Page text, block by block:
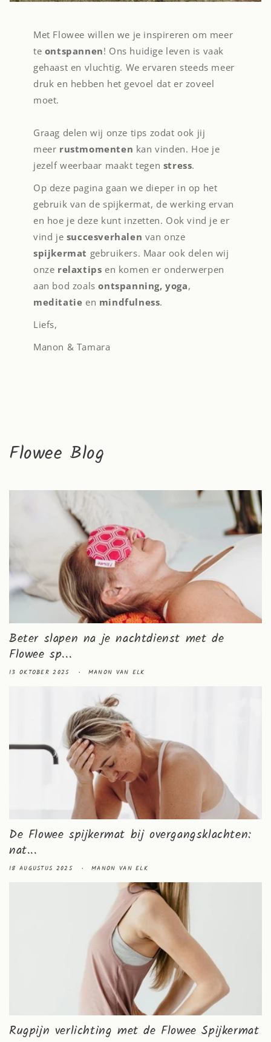
Met Flowee willen we je inspireren om meer
te ontspannen! Ons huidige leven is vaak
gehaast en vluchtig. We ervaren steeds meer
druk en hebben het gevoel dat er zoveel
moet.
Graag delen wij onze tips zodat ook jij
meer rustmomenten kan vinden. Hoe je
jezelf weerbaar maakt tegen stress.
Op deze pagina gaan we dieper in op het
gebruik van de spijkermat, de werking ervan
en hoe je deze kunt inzetten. Ook vind je er
vind je succesverhalen van onze
spijkermat gebruikers. Maar ook delen wij
onze relaxtips en komen er onderwerpen
aan bod zoalsontspanning, yoga,
meditatie en mindfulness.
Liefs,
Manon & Tamara
Flowee Blog
Beter slapen na je nachtdienst met de
Flowee sp...
13 OKTOBER 2025 MANON VAN ELK
De Flowee spijkermat bij overgangsklachten:
nat...
18 AUGUSTUS 2025 MANON VAN ELK
Rugpijn verlichting met de Flowee Spijkermat